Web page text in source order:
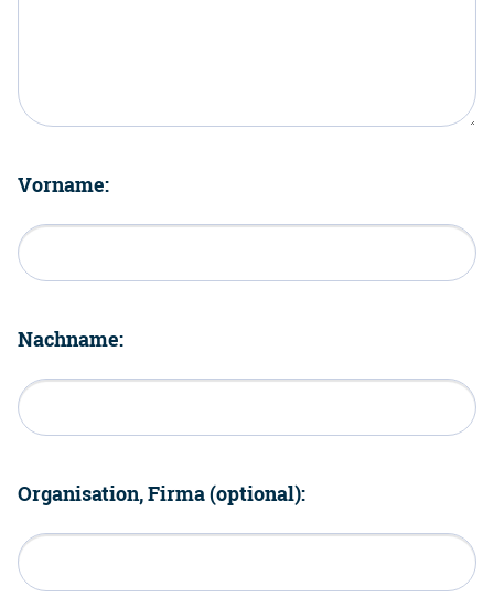
Vorname:
Nachname:
Organisation, Firma (optional):